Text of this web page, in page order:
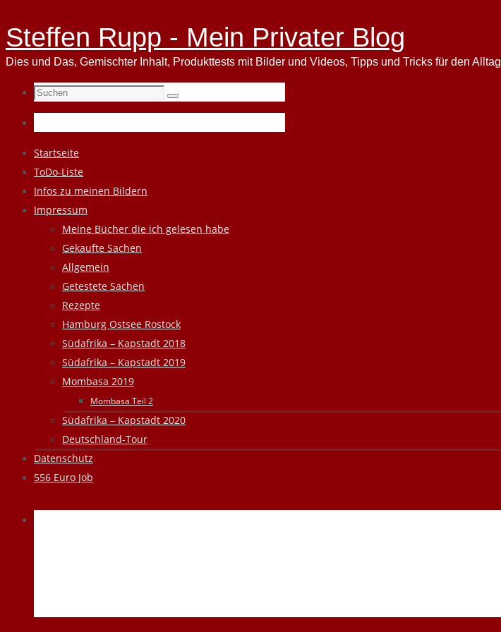
Steffen Rupp - Mein Privater Blog
Dies und Das, Gemischter Inhalt, Produkttests mit Bilder und Videos, Tipps und Tricks für den Alltag
Suchen
nach:
Suchen
Zum
Inhalt
springen
Startseite
ToDo-Liste
Infos zu meinen Bildern
Impressum
Meine Bücher die ich gelesen habe
Gekaufte Sachen
Allgemein
Getestete Sachen
Rezepte
Hamburg Ostsee Rostock
Südafrika – Kapstadt 2018
Südafrika – Kapstadt 2019
Mombasa 2019
Mombasa Teil 2
Südafrika – Kapstadt 2020
Deutschland-Tour
Datenschutz
556 Euro Job